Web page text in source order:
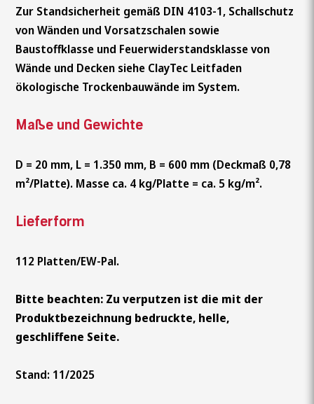
Zur Standsicherheit gemäß DIN 4103-1, Schallschutz
von Wänden und Vorsatzschalen sowie
Baustoffklasse und Feuerwiderstandsklasse von
Wände und Decken siehe ClayTec Leitfaden
ökologische Trockenbauwände im System.
Maße und Gewichte
D = 20 mm, L = 1.350 mm, B = 600 mm (Deckmaß 0,78
m²/Platte). Masse ca. 4 kg/Platte = ca. 5 kg/m².
Lieferform
112 Platten/EW-Pal.
Bitte beachten: Zu verputzen ist die mit der
Produktbezeichnung bedruckte, helle,
geschliffene Seite.
Stand: 11/2025